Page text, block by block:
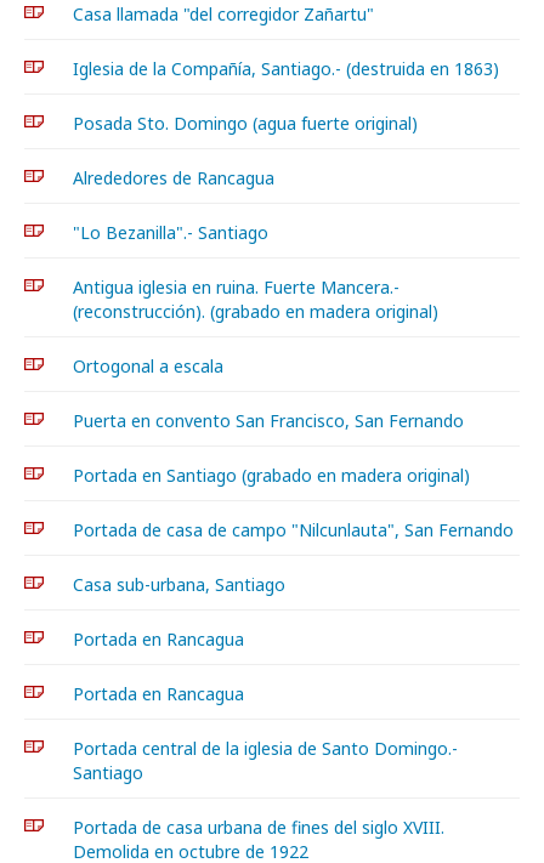
Casa llamada "del corregidor Zañartu"
Iglesia de la Compañía, Santiago.- (destruida en 1863)
Posada Sto. Domingo (agua fuerte original)
Alrededores de Rancagua
"Lo Bezanilla".- Santiago
Antigua iglesia en ruina. Fuerte Mancera.-
(reconstrucción). (grabado en madera original)
Ortogonal a escala
Puerta en convento San Francisco, San Fernando
Portada en Santiago (grabado en madera original)
Portada de casa de campo "Nilcunlauta", San Fernando
Casa sub-urbana, Santiago
Portada en Rancagua
Portada en Rancagua
Portada central de la iglesia de Santo Domingo.-
Santiago
Portada de casa urbana de fines del siglo XVIII.
Demolida en octubre de 1922